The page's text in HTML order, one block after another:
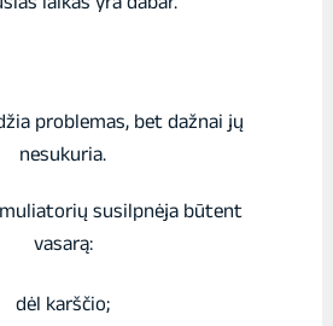
problemas, bet dažnai jų
nesukuria.
susilpnėja būtent
vasarą:
dėl karščio;